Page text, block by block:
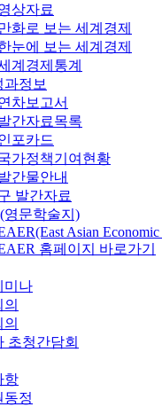
상자료
화로 보는 세계경제
눈에 보는 세계경제
계경제통계
과정보
차보고서
간자료목록
포카드
가정책기여현황
간물안내
발간자료
영문학술지)
Asian
홈페이지 바로가기
미나
초청간담회
항
동정